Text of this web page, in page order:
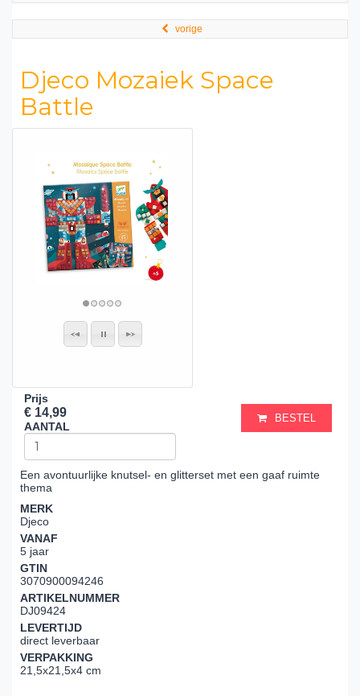
vorige
Djeco Mozaiek Space
Battle
Prijs
€ 14,99
AANTAL
BESTEL
Een avontuurlijke knutsel- en glitterset met een gaaf ruimte
thema
MERK
Djeco
VANAF
5 jaar
GTIN
3070900094246
ARTIKELNUMMER
DJ09424
LEVERTIJD
direct leverbaar
VERPAKKING
21,5x21,5x4 cm